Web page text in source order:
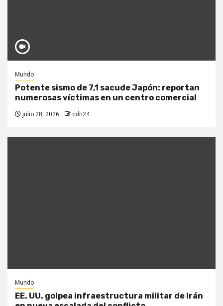
Mundo
Potente sismo de 7,1 sacude Japón: reportan
numerosas víctimas en un centro comercial
julio 28, 2026 cdn24
Mundo
EE. UU. golpea infraestructura militar de Irán